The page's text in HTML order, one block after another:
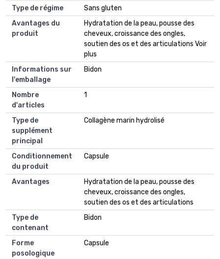
Type de régime
Sans gluten
Avantages du
produit
Hydratation de la peau, pousse des
cheveux, croissance des ongles,
soutien des os et des articulations Voir
plus
Informations sur
l'emballage
Bidon
Nombre
d'articles
1
Type de
supplément
principal
Collagène marin hydrolisé
Conditionnement
du produit
Capsule
Avantages
Hydratation de la peau, pousse des
cheveux, croissance des ongles,
soutien des os et des articulations
Type de
contenant
Bidon
Forme
posologique
Capsule